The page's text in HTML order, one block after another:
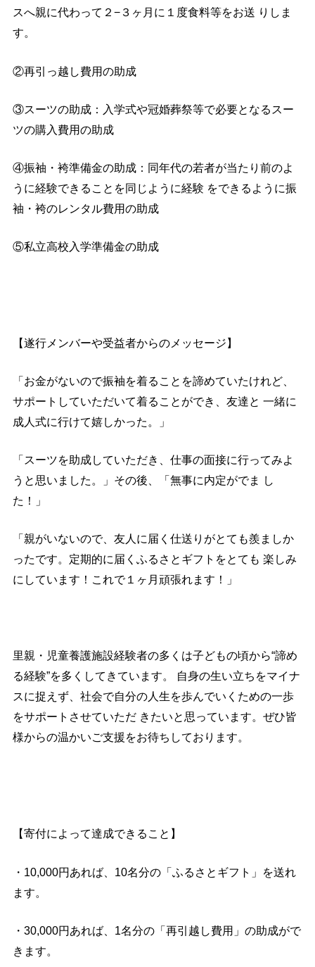
スへ親に代わって２−３ヶ月に１度食料等をお送 りしま
す。
②再引っ越し費用の助成
③スーツの助成：入学式や冠婚葬祭等で必要となるスー
ツの購入費用の助成
④振袖・袴準備金の助成：同年代の若者が当たり前のよ
うに経験できることを同じように経験 をできるように振
袖・袴のレンタル費用の助成
⑤私立高校入学準備金の助成
【遂行メンバーや受益者からのメッセージ】
「お金がないので振袖を着ることを諦めていたけれど、
サポートしていただいて着ることができ、友達と 一緒に
成人式に行けて嬉しかった。」
「スーツを助成していただき、仕事の面接に行ってみよ
うと思いました。」その後、「無事に内定がでま し
た！」
「親がいないので、友人に届く仕送りがとても羨ましか
ったです。定期的に届くふるさとギフトをとても 楽しみ
にしています！これで１ヶ月頑張れます！」
里親・児童養護施設経験者の多くは子どもの頃から“諦め
る経験”を多くしてきています。 自身の生い立ちをマイナ
スに捉えず、社会で自分の人生を歩んでいくための一歩
をサポートさせていただ きたいと思っています。ぜひ皆
様からの温かいご支援をお待ちしております。
【寄付によって達成できること】
・10,000円あれば、10名分の「ふるさとギフト」を送れ
ます。
・30,000円あれば、1名分の「再引越し費用」の助成がで
きます。